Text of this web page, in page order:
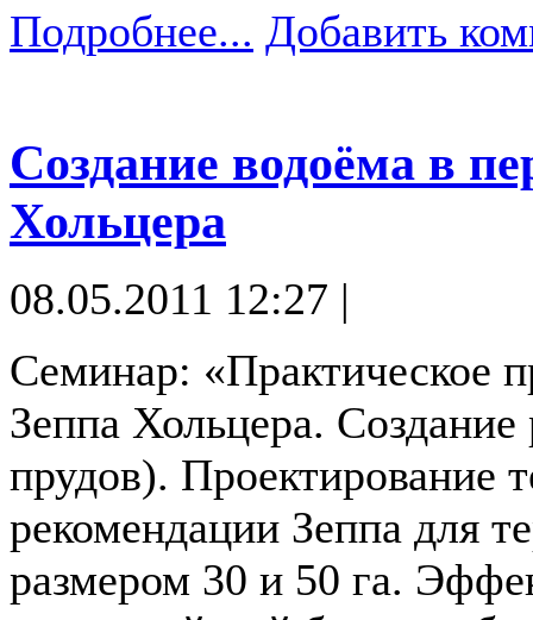
Подробнее... Добавить
Создание водоёма в
Хольцера
08.05.2011 12:27 |
Семинар: «Практическое
Зеппа Хольцера.
прудов). Проектирование
рекомендации Зеппа для
размером 30 и 50 га.